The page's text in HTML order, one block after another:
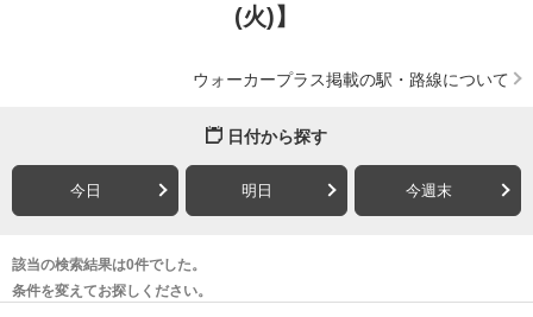
(火)】
ウォーカープラス掲載の駅・路線について
日付から探す
今日 明日 今週末
該当の検索結果は0件でした。
条件を変えてお探しください。